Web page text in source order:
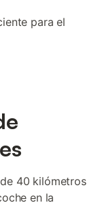
para el
40 kilómetros
en la